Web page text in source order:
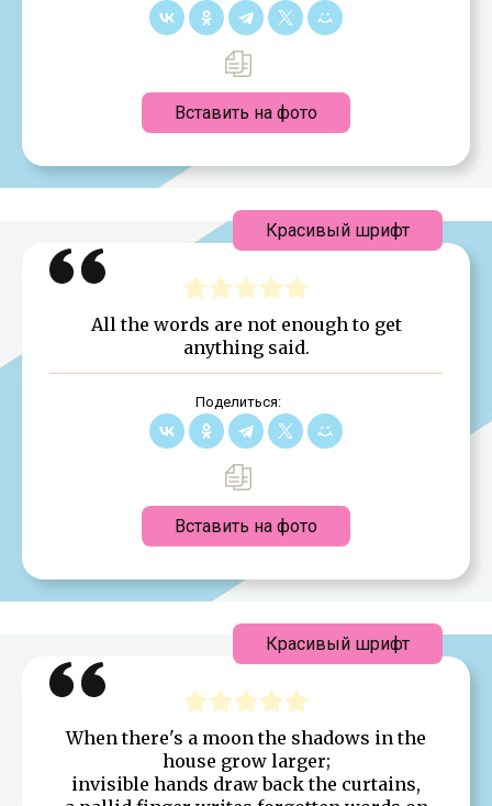
Вставить на фото
All the words are not enough to get
anything said.
Поделиться:
Вставить на фото
Красивый шрифт
When there's a moon the shadows in the
house grow larger;
invisible hands draw back the curtains,
Красивый шрифт